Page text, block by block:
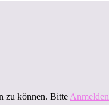
zu können. Bitte Anmelden